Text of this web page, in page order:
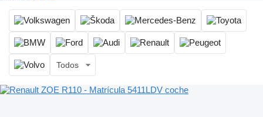
Todos